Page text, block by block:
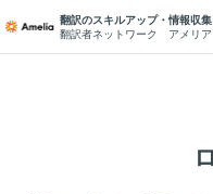
翻訳のスキルアップ・情報収
翻訳者ネットワーク アメリア